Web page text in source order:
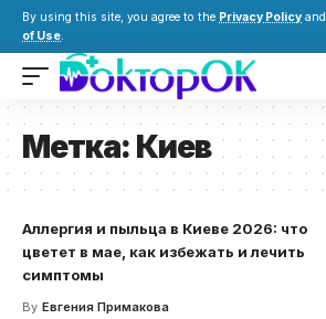
By using this site, you agree to the Privacy Policy and
of Use.
Метка: Киев
Аллергия и пыльца в Киеве 2026: что
цветет в мае, как избежать и лечить
симптомы
By Евгения Примакова